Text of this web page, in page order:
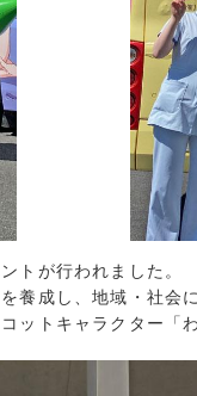
2023年12月
2023年11月 (13)
2023年10月
2023年9月 (7)
2023年8月 (13)
2023年7月 (10)
2023年6月 (7)
2023年5月 (5)
2023年4月 (7)
2023年3月 (9)
2023年2月 (7)
2023年1月 (8)
トが行われました。
養成し、地域・社会
ットキャラクター「